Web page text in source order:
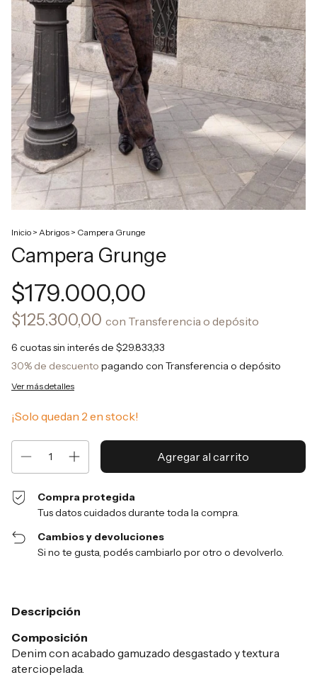
Inicio > Abrigos > Campera Grunge
Campera Grunge
$179.000,00
$125.300,00 con Transferencia o depósito
6 cuotas sin interés de $29.833,33
30% de descuento pagando con Transferencia o depósito
Ver más detalles
¡Solo quedan 2 en stock!
Compra protegida
Tus datos cuidados durante toda la compra.
Cambios y devoluciones
Si no te gusta, podés cambiarlo por otro o devolverlo.
Descripción
Composición
Denim con acabado gamuzado desgastado y textura
aterciopelada.